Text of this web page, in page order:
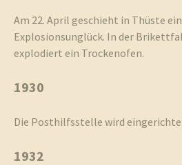
Am 22. April geschieht in Thüste
Explosionsunglück. In der
explodiert ein Trockenofen.
1930
Die Posthilfsstelle wird
1932